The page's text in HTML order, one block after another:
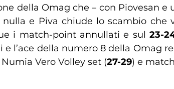
della Omag che – con Piovesan
e Piva chiude lo scambio che
i match-point annullati e sul23-
l’ace della numero 8 della Omag
Vero Volley set (27-29) e